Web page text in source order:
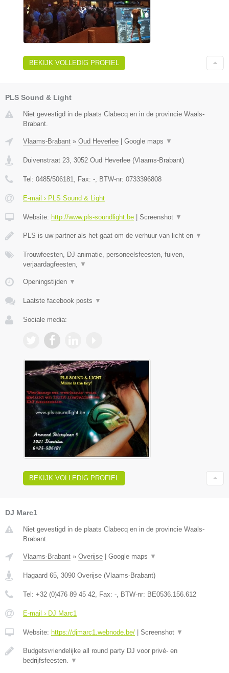
BEKIJK VOLLEDIG PROFIEL
PLS Sound & Light
Niet gevestigd in de plaats Clabecq en in de provincie Waals-
Brabant.
Vlaams-Brabant » Oud Heverlee Google maps ▼
Duivenstraat 23, 3052 Oud Heverlee (Vlaams-Brabant)
Tel: 0485/506181, Fax: -, BTW-nr: 0733396808
E-mail › PLS Sound & Light
Website: http://www.pls-soundlight.be Screenshot ▼
PLS is uw partner als het gaat om de verhuur van licht en ▼
Trouwfeesten, DJ animatie, personeelsfeesten, fuiven,
verjaardagfeesten, ▼
Openingstijden ▼
Laatste facebook posts ▼
Sociale media:
BEKIJK VOLLEDIG PROFIEL
DJ Marc1
Niet gevestigd in de plaats Clabecq en in de provincie Waals-
Brabant.
Vlaams-Brabant » Overijse Google maps ▼
Hagaard 65 3090 Overijse (Vlaams-Brabant)
Tel: +32 (0)476 89 45 42 , Fax: - , BTW-nr: BE0536.156.612
E-mail › DJ Marc1
Website: https://djmarc1.webnode.be/ Screenshot ▼
Budgetsvriendelijke all round party DJ voor privé- en
bedrijfsfeesten.
▼